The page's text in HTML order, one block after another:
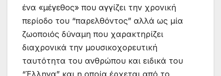
ένα «μέγεθος» που αγγίζει την χρονική
περίοδο του “παρελθόντος” αλλά ως μία
ζωοποιός δύναμη που χαρακτηρίζει
διαχρονικά την μουσικοχορευτική
ταυτότητα του ανθρώπου και ειδικά του